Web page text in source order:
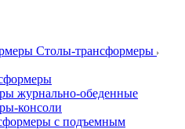
Столы-трансформеры
журнально-обеденные
консоли
с подъемным